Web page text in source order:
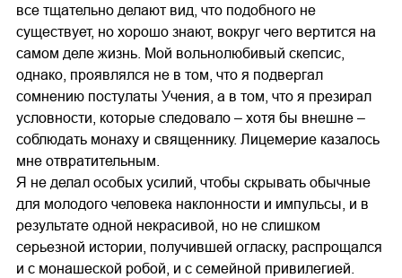
все тщательно делают вид, что подобного не
существует, но хорошо знают, вокруг чего вертится на
самом деле жизнь. Мой вольнолюбивый скепсис,
однако, проявлялся не в том, что я подвергал
сомнению постулаты Учения, а в том, что я презирал
условности, которые следовало – хотя бы внешне –
соблюдать монаху и священнику. Лицемерие казалось
мне отвратительным.
Я не делал особых усилий, чтобы скрывать обычные
для молодого человека наклонности и импульсы, и в
результате одной некрасивой, но не слишком
серьезной истории, получившей огласку, распрощался
и с монашеской робой, и с семейной привилегией.